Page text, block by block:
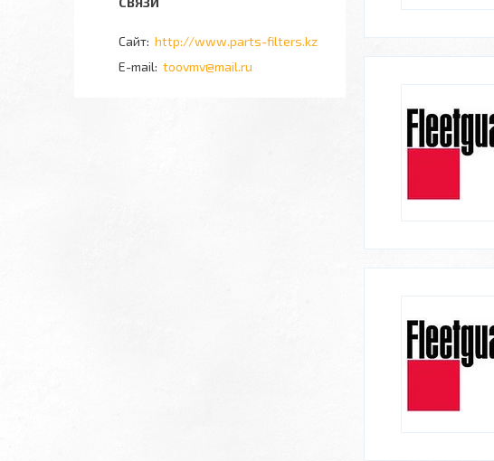
http://www.parts-filters.kz
toovmv@mail.ru